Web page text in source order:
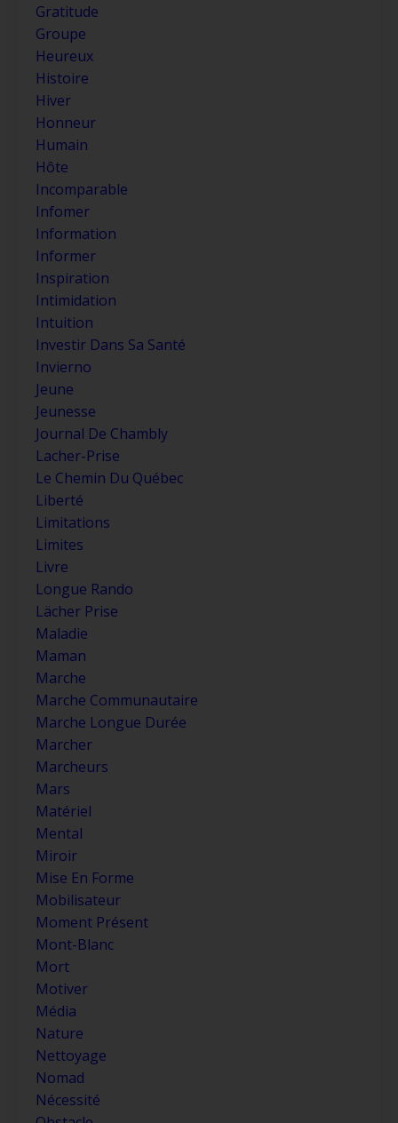
Gratitude
Groupe
Heureux
Histoire
Hiver
Honneur
Humain
Hôte
Incomparable
Infomer
Information
Informer
Inspiration
Intimidation
Intuition
Investir Dans Sa Santé
Invierno
Jeune
Jeunesse
Journal De Chambly
Lacher-Prise
Le Chemin Du Québec
Liberté
Limitations
Limites
Livre
Longue Rando
Lächer Prise
Maladie
Maman
Marche
Marche Communautaire
Marche Longue Durée
Marcher
Marcheurs
Mars
Matériel
Mental
Miroir
Mise En Forme
Mobilisateur
Moment Présent
Mont-Blanc
Mort
Motiver
Média
Nature
Nettoyage
Nomad
Nécessité